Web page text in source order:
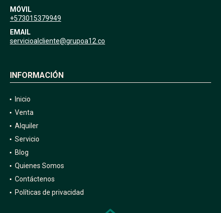
MÓVIL
+573015379949
EMAIL
servicioalcliente@grupoa12.co
INFORMACIÓN
Inicio
Venta
Alquiler
Servicio
Blog
Quienes Somos
Contáctenos
Políticas de privacidad